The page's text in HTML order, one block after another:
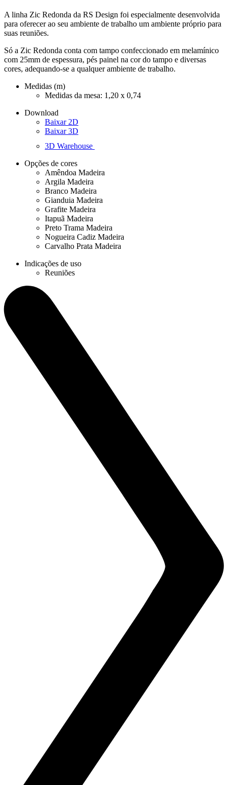
A linha Zic Redonda da RS Design foi especialmente desenvolvida
para oferecer ao seu ambiente de trabalho um ambiente próprio para
suas reuniões.
Só a Zic Redonda conta com tampo confeccionado em melamínico
com 25mm de espessura, pés painel na cor do tampo e diversas
cores, adequando-se a qualquer ambiente de trabalho.
Medidas (m)
Medidas da mesa: 1,20 x 0,74
Download
Baixar 2D
Baixar 3D
3D Warehouse
Opções de cores
Amêndoa Madeira
Argila Madeira
Branco Madeira
Gianduia Madeira
Grafite Madeira
Itapuã Madeira
Preto Trama Madeira
Nogueira Cadiz Madeira
Carvalho Prata Madeira
Indicações de uso
Reuniões